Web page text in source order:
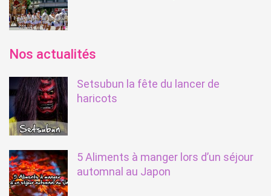
Nos actualités
Setsubun la fête du lancer de
haricots
5 Aliments à manger lors d’un séjour
automnal au Japon